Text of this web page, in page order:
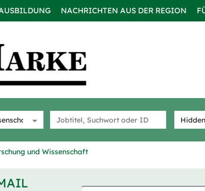
NACHRICHTEN AUS DER REGION
und Wissenschaft